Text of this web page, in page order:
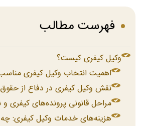
فهرست مطالب
وکیل کیفری کیست؟
اهمیت انتخاب وکیل کیفری
نقش وکیل کیفری در دفاع از
مراحل قانونی پرونده‌های کیفری
هزینه‌های خدمات وکیل کیفری: